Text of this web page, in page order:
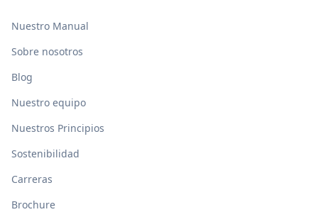
Nuestro Manual
Sobre nosotros
Blog
Nuestro equipo
Nuestros Principios
Sostenibilidad
Carreras
Brochure